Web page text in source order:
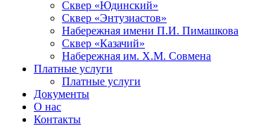
Сквер «Юдинский»
Сквер «Энтузиастов»
Набережная имени П.И. Пимашкова
Сквер «Казачий»
Набережная им. Х.М. Совмена
Платные услуги
Платные услуги
Документы
О нас
Контакты